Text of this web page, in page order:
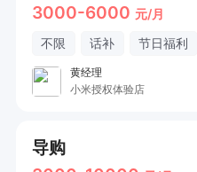
3000-6000 元/月
不限 话补 节日福利
黄经理
小米授权体验店
导购